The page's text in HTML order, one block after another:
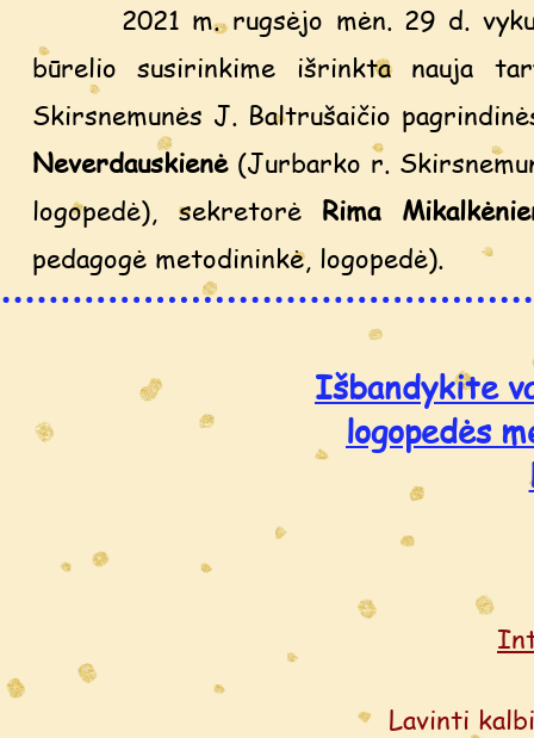
2021 m. rugsėjo mėn. 29 d.
būrelio susirinkime išrinkta nauja
Skirsnemunės J. Baltrušaičio
Neverdauskienė(Jurbarko r.
logopedė), sekretorė Rima
pedagogė metodininkė, logopedė).
Išbandykite
logopedės
kalbinę klausą.